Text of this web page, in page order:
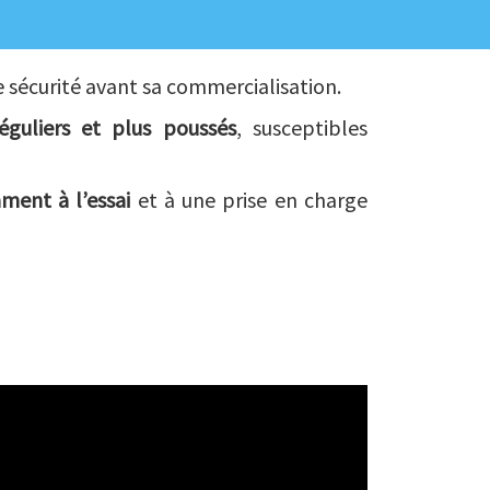
avant sa commercialisation.
et plus poussés, susceptibles
à l’essai et à une prise en charge